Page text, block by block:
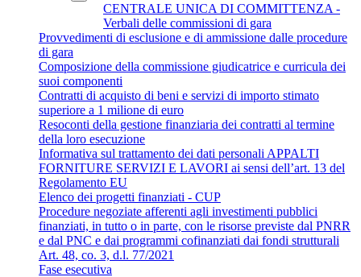
CENTRALE UNICA DI COMMITTENZA -
Verbali delle commissioni di gara
Provvedimenti di esclusione e di ammissione dalle procedure
di gara
Composizione della commissione giudicatrice e curricula dei
suoi componenti
Contratti di acquisto di beni e servizi di importo stimato
superiore a 1 milione di euro
Resoconti della gestione finanziaria dei contratti al termine
della loro esecuzione
Informativa sul trattamento dei dati personali APPALTI
FORNITURE SERVIZI E LAVORI ai sensi dell’art. 13 del
Regolamento EU
Elenco dei progetti finanziati - CUP
Procedure negoziate afferenti agli investimenti pubblici
finanziati, in tutto o in parte, con le risorse previste dal PNRR
e dal PNC e dai programmi cofinanziati dai fondi strutturali
Art. 48, co. 3, d.l. 77/2021
Fase esecutiva